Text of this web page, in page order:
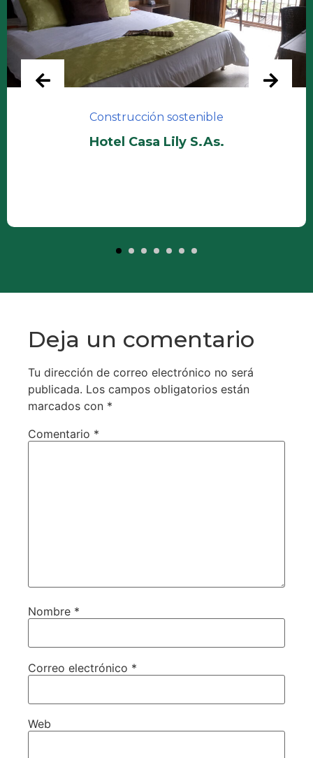
Construcción sostenible
Hotel Casa Lily S.As.
Deja un comentario
Tu dirección de correo electrónico no será
publicada. Los campos obligatorios están
marcados con *
Comentario *
Nombre *
Correo electrónico *
Web